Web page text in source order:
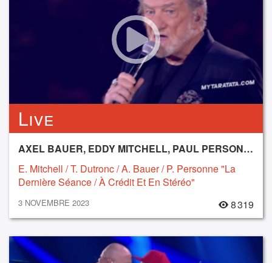
Live
AXEL BAUER, EDDY MITCHELL, PAUL PERSONNE, THOMAS DUTRONC
E. Mitchell / T. Dutronc / A. Bauer / P. Personne "La
Dernière Séance / À Crédit Et En Stéréo"
3 NOVEMBRE 2023 8 319